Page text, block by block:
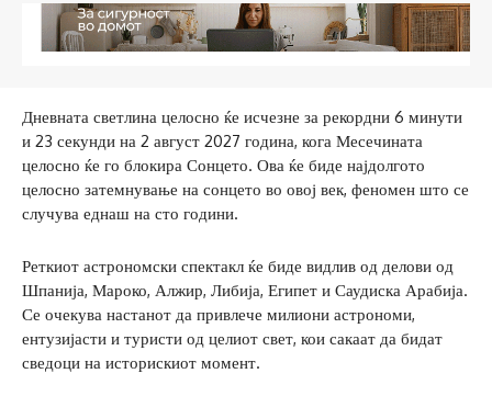
Дневната светлина целосно ќе исчезне за рекордни 6 минути
и 23 секунди на 2 август 2027 година, кога Месечината
целосно ќе го блокира Сонцето. Ова ќе биде најдолгото
целосно затемнување на сонцето во овој век, феномен што се
случува еднаш на сто години.
Реткиот астрономски спектакл ќе биде видлив од делови од
Шпанија, Мароко, Алжир, Либија, Египет и Саудиска Арабија.
Се очекува настанот да привлече милиони астрономи,
ентузијасти и туристи од целиот свет, кои сакаат да бидат
сведоци на историскиот момент.